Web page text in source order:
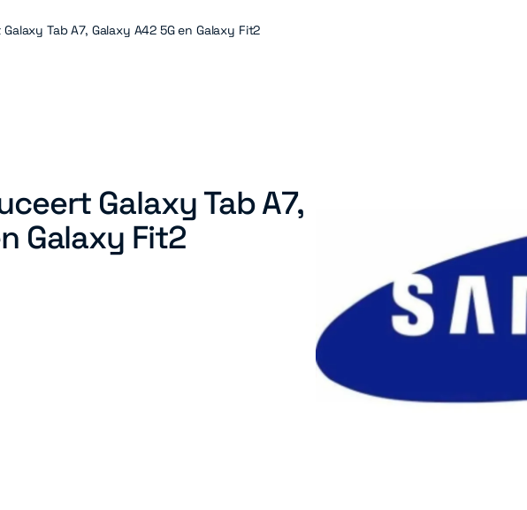
Tab A7, Galaxy A42 5G en Galaxy Fit2
Galaxy Tab A7,
Galaxy Fit2